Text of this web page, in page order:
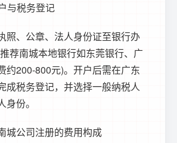
与税务登记
照、公章、法人身份证至银行办
荐南城本地银行如东莞银行、广
约200-800元)。开户后需在广东
成税务登记，并选择一般纳税人
份。
城公司注册的费用构成